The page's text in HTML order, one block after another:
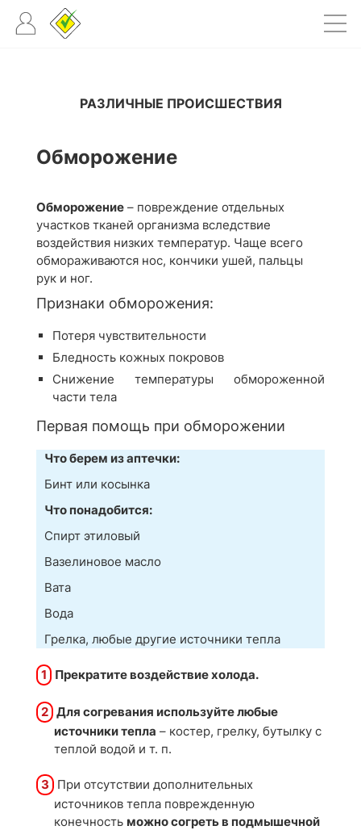
РАЗЛИЧНЫЕ ПРОИСШЕСТВИЯ
Обморожение
Обморожение – повреждение отдельных
участков тканей организма вследствие
воздействия низких температур. Чаще всего
обмораживаются нос, кончики ушей, пальцы
рук и ног.
Признаки обморожения:
Потеря чувствительности
Бледность кожных покровов
Снижение температуры обмороженной
части тела
Первая помощь при обморожении
Что берем из аптечки:
Бинт или косынка
Что понадобится:
Спирт этиловый
Вазелиновое масло
Вата
Вода
Грелка, любые другие источники тепла
1 Прекратите воздействие холода.
2 Для согревания используйте любые
источники тепла – костер, грелку, бутылку с
теплой водой и т. п.
3
При отсутствии дополнительных
источников тепла поврежденную
конечность можно согреть в подмышечной